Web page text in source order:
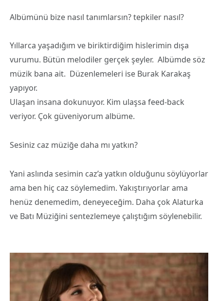
Albümünü bize nasıl tanımlarsın? tepkiler nasıl?
Yıllarca yaşadığım ve biriktirdiğim hislerimin dışa
vurumu. Bütün melodiler gerçek şeyler. Albümde söz
müzik bana ait. Düzenlemeleri ise Burak Karakaş
yapıyor.
Ulaşan insana dokunuyor. Kim ulaşsa feed-back
veriyor. Çok güveniyorum albüme.
Sesiniz caz müziğe daha mı yatkın?
Yani aslında sesimin caz’a yatkın olduğunu söylüyorlar
ama ben hiç caz söylemedim. Yakıştırıyorlar ama
henüz denemedim, deneyeceğim. Daha çok Alaturka
ve Batı Müziğini sentezlemeye çalıştığım söylenebilir.